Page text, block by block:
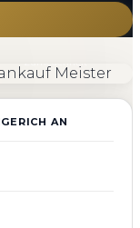
AN